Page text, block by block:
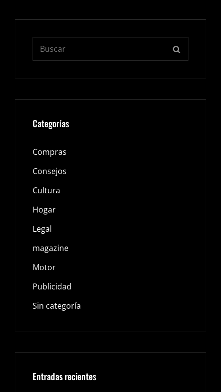
Categorías
Compras
Consejos
Cultura
Hogar
Legal
magazine
Motor
Publicidad
Sin categoría
Entradas recientes